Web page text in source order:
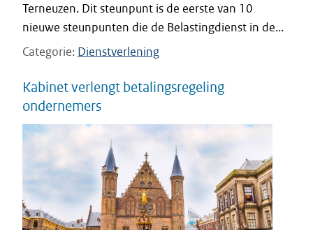
Terneuzen. Dit steunpunt is de eerste van 10
nieuwe steunpunten die de Belastingdienst in de...
Categorie Dienstverlening
Kabinet verlengt betalingsregeling
ondernemers